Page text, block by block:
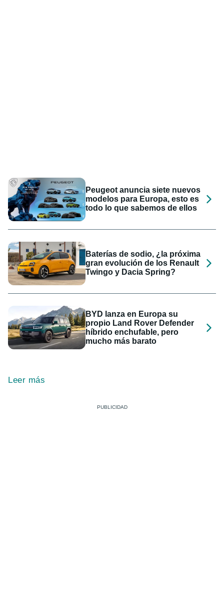
Peugeot anuncia siete nuevos
modelos para Europa, esto es
todo lo que sabemos de ellos
Baterías de sodio, ¿la próxima
gran evolución de los Renault
Twingo y Dacia Spring?
BYD lanza en Europa su
propio Land Rover Defender
híbrido enchufable, pero
mucho más barato
Leer más